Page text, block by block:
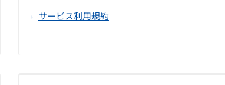
サービス利用規約